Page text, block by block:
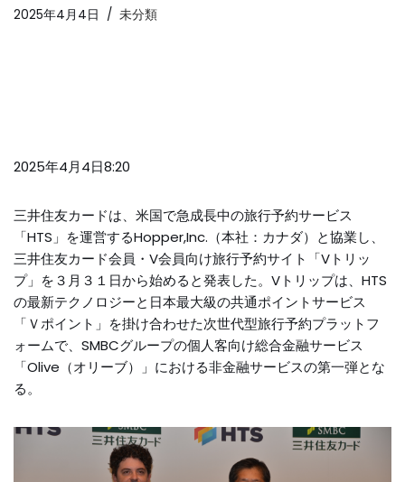
2025年4月4日 未分類
2025年4月4日8:20
三井住友カードは、米国で急成長中の旅行予約サービス
「HTS」を運営するHopper,Inc.（本社：カナダ）と協業し、
三井住友カード会員・V会員向け旅行予約サイト「Vトリッ
プ」を３月３１日から始めると発表した。Vトリップは、HTS
の最新テクノロジーと日本最大級の共通ポイントサービス
「Ｖポイント」を掛け合わせた次世代型旅行予約プラットフ
ォームで、SMBCグループの個人客向け総合金融サービス
「Olive（オリーブ）」における非金融サービスの第一弾とな
る。